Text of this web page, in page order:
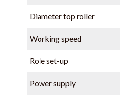
Diameter top roller
Working speed
Role set-up
Power supply